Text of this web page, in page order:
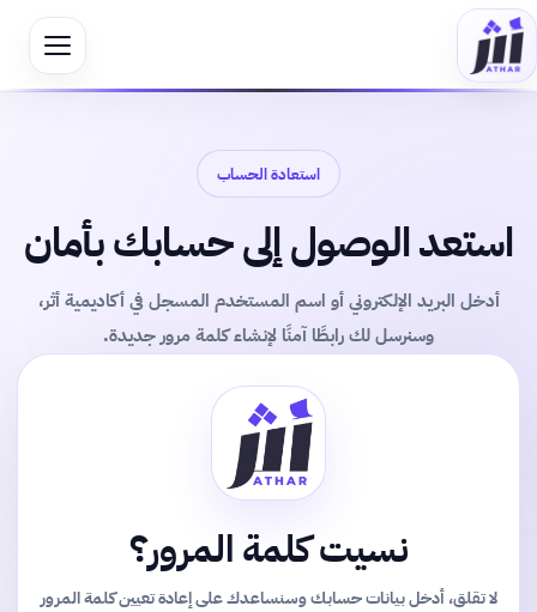
استعادة الحساب
استعد الوصول إلى حسابك بأمان
أدخل البريد الإلكتروني أو اسم المستخدم المسجل في أكاديمية أثر،
وسنرسل لك رابطًا آمنًا لإنشاء كلمة مرور جديدة.
نسيت كلمة المرور؟
لا تقلق، أدخل بيانات حسابك وسنساعدك على إعادة تعيين كلمة المرور